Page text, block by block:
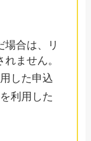
場合は、リ
ません。
した申込
利用した